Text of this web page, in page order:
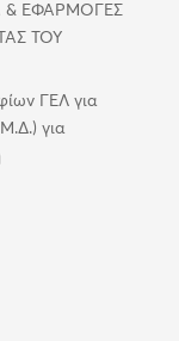
& ΕΦΑΡΜΟΓΕΣ
ΤΟΥ
ΓΕΛ για
για